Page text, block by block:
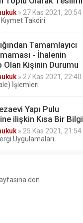
» 27 Kas 2021, 20:54
Takdiri
Tamamlayıcı
- İhalenin
Olan Kişinin Durumu
» 27 Kas 2021, 22:40
İşlemleri
Yapı Pulu
ilişkin Kısa Bir Bilgi
» 25 Kas 2021, 21:54
Uygulamaları
dön